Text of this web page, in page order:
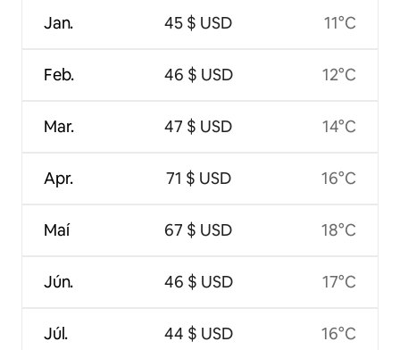
Jan.
Feb.
Mar.
Apr.
Maí
Jún.
Júl.
45 $ USD
46 $ USD
47 $ USD
71 $ USD
67 $ USD
46 $ USD
44 $ USD
11°C
12°C
14°C
16°C
18°C
17°C
16°C